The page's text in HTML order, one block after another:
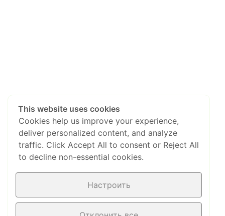
This website uses cookies
Cookies help us improve your experience,
deliver personalized content, and analyze
traffic. Click Accept All to consent or Reject All
to decline non-essential cookies.
Настроить